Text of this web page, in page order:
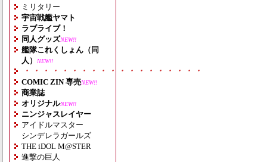
ミリタリー
宇宙戦艦ヤマト
ラブライブ！
同人グッズNEW!!
艦隊これくしょん（同
人）
NEW!!
・・・・・・・・・・・・・・・・・・・
COMIC ZIN 専売NEW!!
商業誌
オリジナルNEW!!
ニンジャスレイヤー
アイドルマスター
シンデレラガールズ
THE iDOL M@STER
進撃の巨人